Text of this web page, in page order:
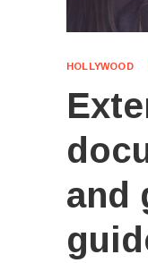
HOLLYWOOD
and